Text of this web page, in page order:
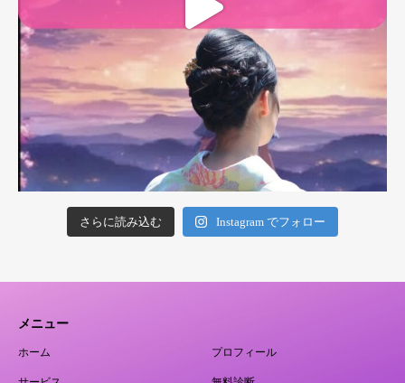
さらに読み込む Instagram でフォロー
メニュー
ホーム プロフィール